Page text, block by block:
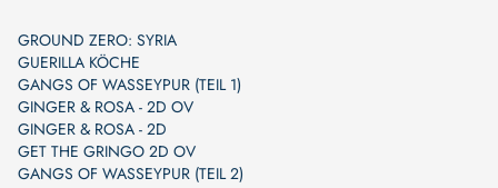
GROUND ZERO: SYRIA
GUERILLA KÖCHE
GANGS OF WASSEYPUR (TEIL 1)
GINGER & ROSA - 2D OV
GINGER & ROSA - 2D
GET THE GRINGO 2D OV
GANGS OF WASSEYPUR (TEIL 2)